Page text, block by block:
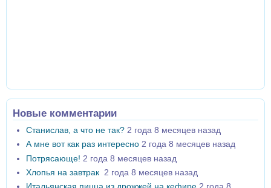
Новые комментарии
Станислав, а что не так? 2 года 8 месяцев назад
А мне вот как раз интересно 2 года 8 месяцев назад
Потрясающе! 2 года 8 месяцев назад
Хлопья на завтрак 2 года 8 месяцев назад